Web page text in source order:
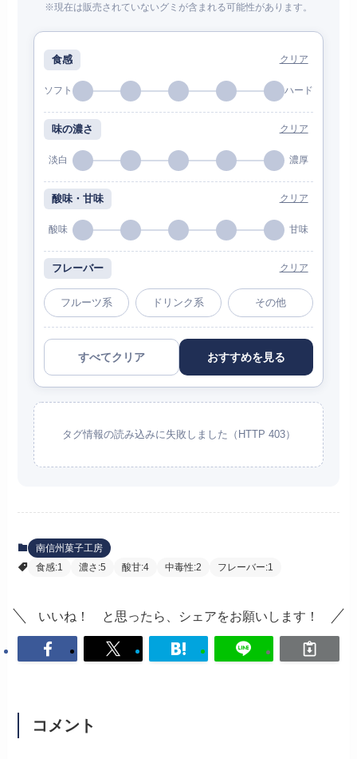
※現在は販売されていないグミが含まれる可能性があります。
食感 クリア
ソフト ハード
味の濃さ クリア
淡白 濃厚
酸味・甘味 クリア
酸味 甘味
フレーバー クリア
フルーツ系 ドリンク系 その他
すべてクリア おすすめを見る
タグ情報の読み込みに失敗しました（HTTP 403）
南信州菓子工房
食感:1
濃さ:5 酸甘:4 中毒性:2 フレーバー:1
いいね！ と思ったら、シェアをお願いします！
コメント